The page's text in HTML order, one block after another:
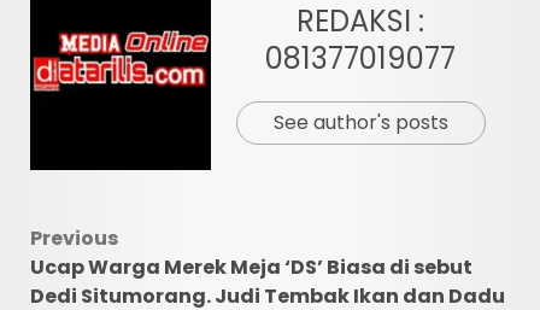
REDAKSI :
081377019077
See author's posts
Post
navigation
Previous
Ucap Warga Merek Meja ‘DS’ Biasa di sebut
Dedi Situmorang. Judi Tembak Ikan dan Dadu